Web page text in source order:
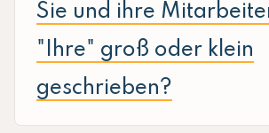
Sie und ihre
"Ihre" groß oder klein
geschrieben?